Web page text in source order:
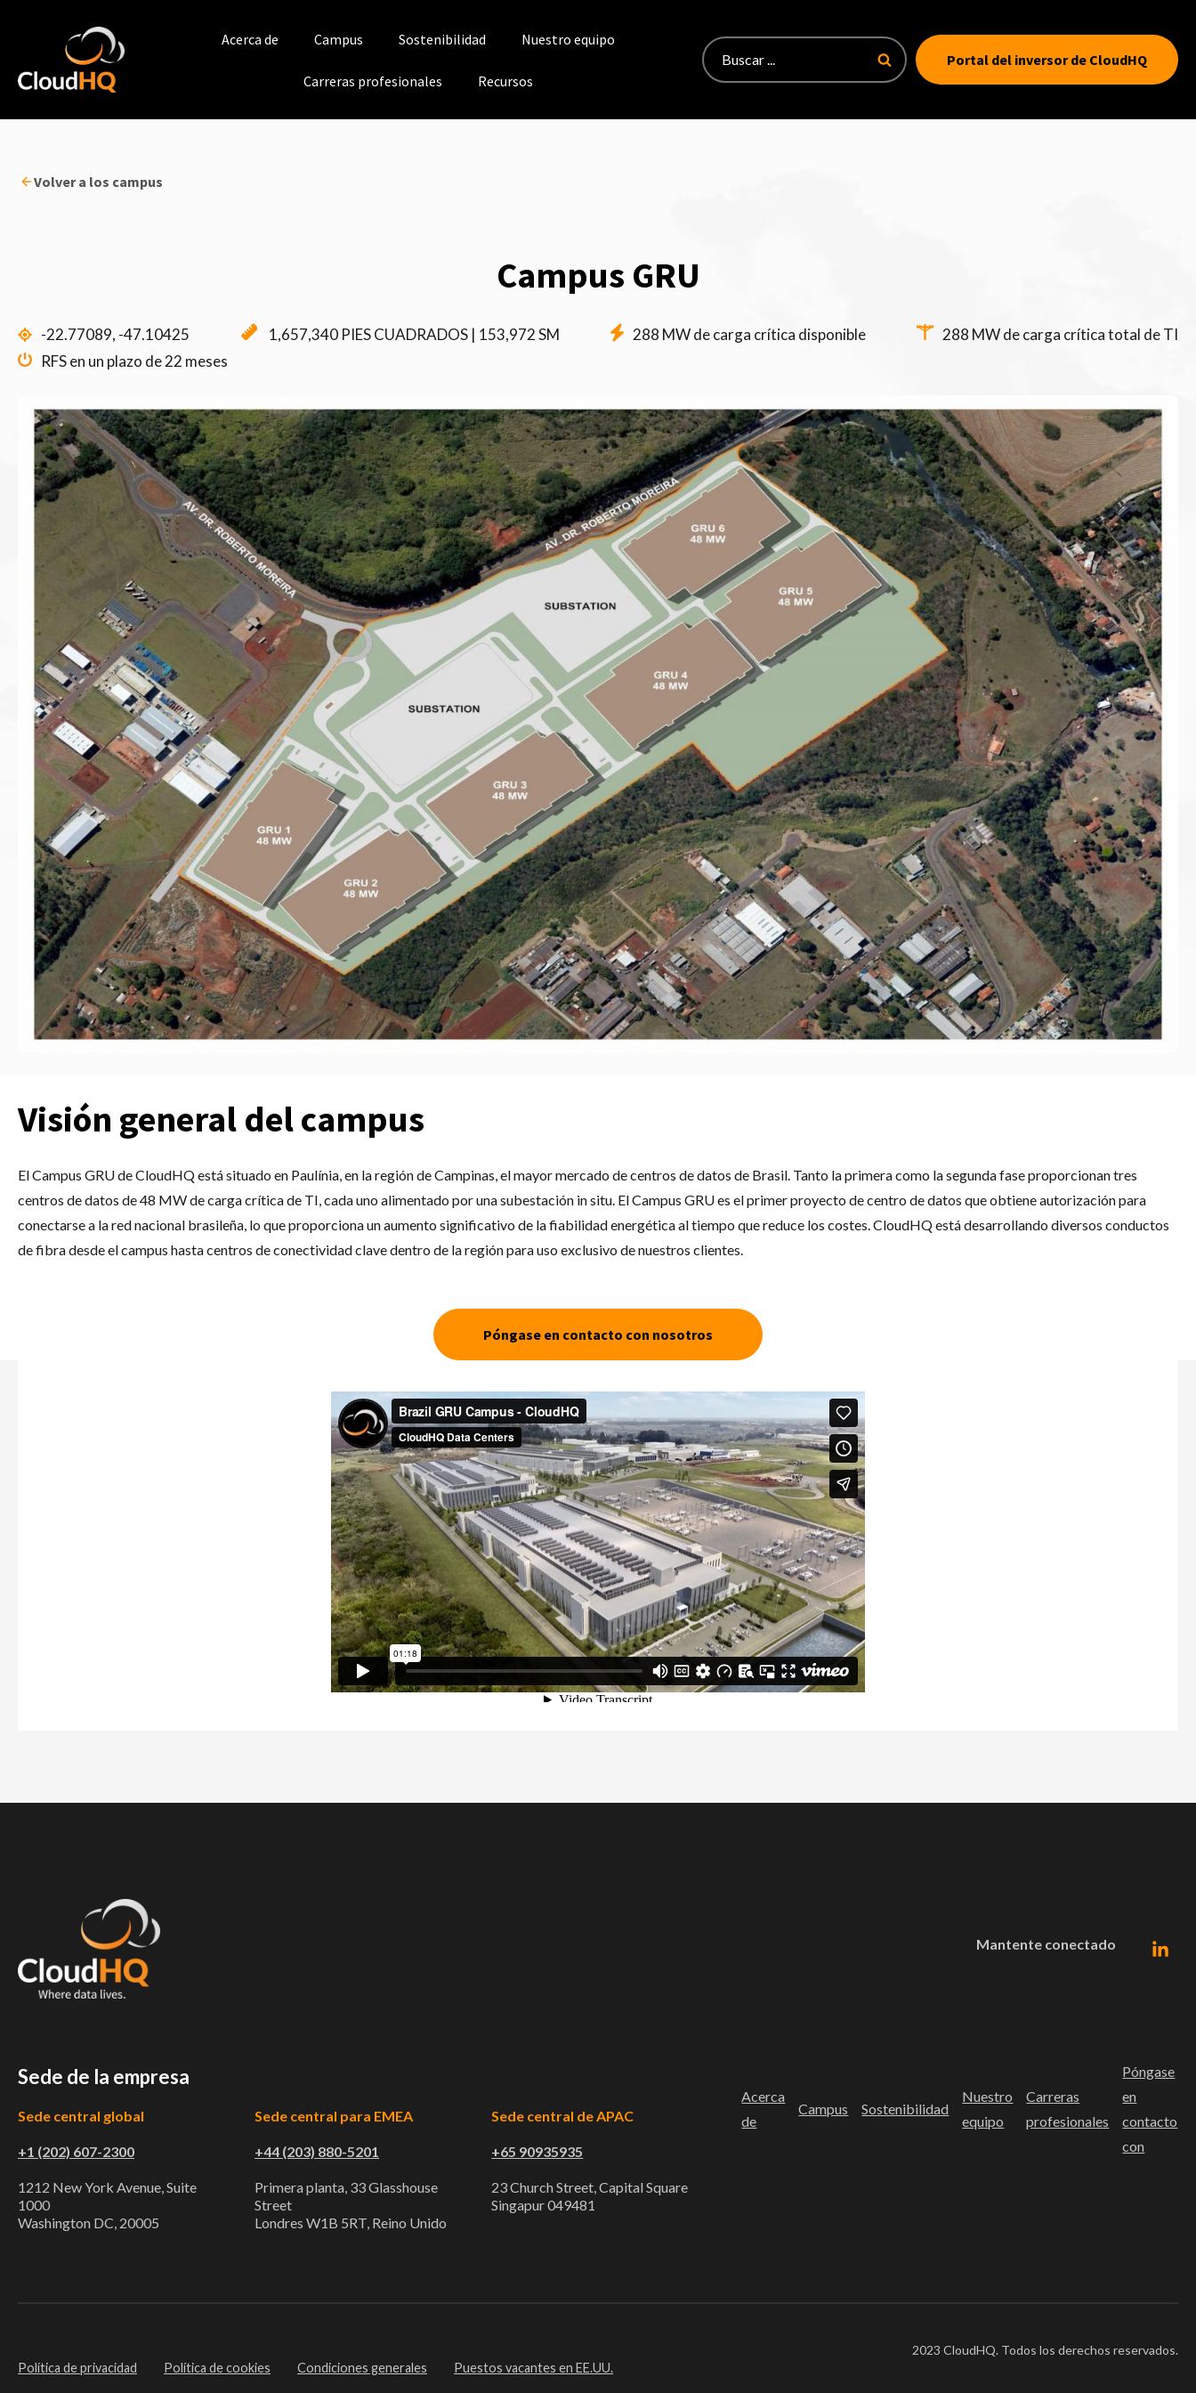
Acerca de Campus Sostenibilidad Nuestro equipo
Carreras profesionales Recursos
Buscar:
Portal del inversor de CloudHQ
Volver a los campus
Campus GRU
-22.77089, -47.10425 1,657,340 PIES CUADRADOS | 153,972 SM 288 MW de carga crítica disponible
288 MW de carga crítica total de TI
RFS en un plazo de 22 meses
Visión general del campus
El Campus GRU de CloudHQ está situado en Paulínia, en la región de Campinas, el mayor mercado de centros de datos de Brasil. Tanto la primera como la segunda fase proporcionan tres
centros de datos de 48 MW de carga crítica de TI, cada uno alimentado por una subestación in situ. El Campus GRU es el primer proyecto de centro de datos que obtiene autorización para
conectarse a la red nacional brasileña, lo que proporciona un aumento significativo de la fiabilidad energética al tiempo que reduce los costes. CloudHQ está desarrollando diversos conductos
de fibra desde el campus hasta centros de conectividad clave dentro de la región para uso exclusivo de nuestros clientes.
Póngase en contacto con nosotros
Mantente conectado
Sede de la empresa
Sede central global
+1 (202) 607-2300
1212 New York Avenue, Suite
1000
Washington DC, 20005
Sede central para EMEA
+44 (203) 880-5201
Primera planta, 33 Glasshouse
Street
Londres W1B 5RT, Reino Unido
Sede central de APAC
+65 90935935
23 Church Street, Capital Square
Singapur 049481
Acerca
de
Campus Sostenibilidad
Nuestro
equipo
Carreras
profesionales
Póngase
en
contacto
con
Política de privacidad Política de cookies Condiciones generales Puestos vacantes en EE.UU.
2023 CloudHQ. Todos los derechos reservados.